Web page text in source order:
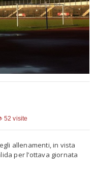
52 visite
allenamenti, in vista
per l’ottava giornata